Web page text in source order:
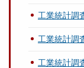
工業統計調
工業統計調
工業統計調